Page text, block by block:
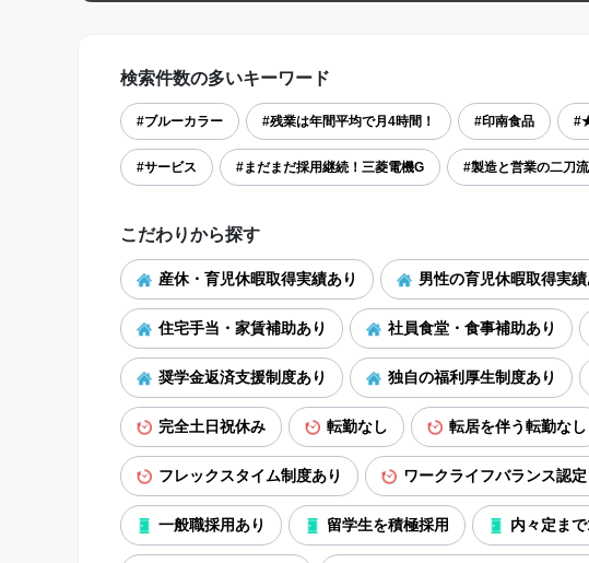
検索件数の多いキーワード
#ブルーカラー #残業は年間平均で月4時間！ #印南食品
#サービス #まだまだ採用継続！三菱電機G #製造と営業の二刀流
こだわりから探す
産休・育児休暇取得実績あり 男性の育児休暇取得実績
住宅手当・家賃補助あり 社員食堂・食事補助あり
奨学金返済支援制度あり 独自の福利厚生制度あり
完全土日祝休み 転勤なし 転居を伴う転勤なし
フレックスタイム制度あり ワークライフバランス認
一般職採用あり 留学生を積極採用 内々定ま